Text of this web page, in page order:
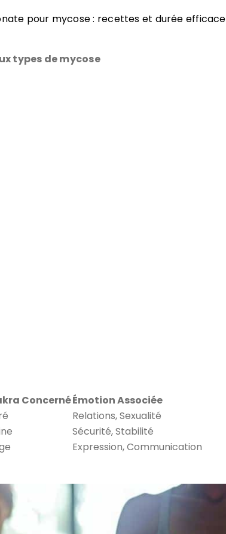
pour mycose : recettes et durée efficace
types de mycose
ConcernéÉmotion Associée
Relations, Sexualité
Sécurité, Stabilité
Expression, Communication